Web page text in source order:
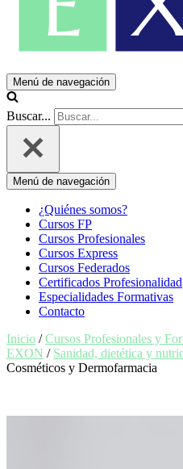
Menú de navegación
Buscar...
Menú de navegación
¿Quiénes somos?
Cursos FP
Cursos Profesionales
Cursos Express
Cursos Federados
Certificados Profesionalidad
Especialidades Formativas
Contacto
Inicio /Cursos Profesionales y
EXON / Sanidad, dietética y
Cosméticos y Dermofarmacia